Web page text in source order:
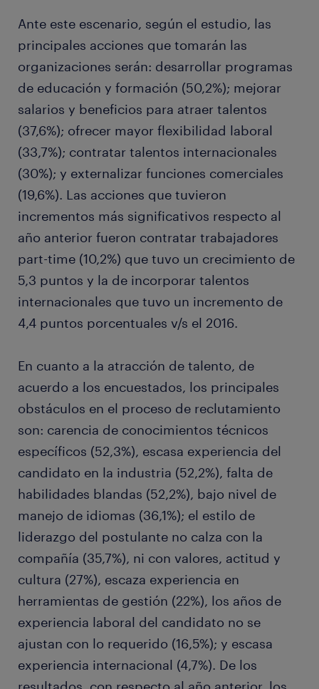
Ante este escenario, según el estudio, las
principales acciones que tomarán las
organizaciones serán: desarrollar programas
de educación y formación (50,2%); mejorar
salarios y beneficios para atraer talentos
(37,6%); ofrecer mayor flexibilidad laboral
(33,7%); contratar talentos internacionales
(30%); y externalizar funciones comerciales
(19,6%). Las acciones que tuvieron
incrementos más significativos respecto al
año anterior fueron contratar trabajadores
part-time (10,2%) que tuvo un crecimiento de
5,3 puntos y la de incorporar talentos
internacionales que tuvo un incremento de
4,4 puntos porcentuales v/s el 2016.
En cuanto a la atracción de talento, de
acuerdo a los encuestados, los principales
obstáculos en el proceso de reclutamiento
son: carencia de conocimientos técnicos
específicos (52,3%), escasa experiencia del
candidato en la industria (52,2%), falta de
habilidades blandas (52,2%), bajo nivel de
manejo de idiomas (36,1%); el estilo de
liderazgo del postulante no calza con la
compañía (35,7%), ni con valores, actitud y
cultura (27%), escaza experiencia en
herramientas de gestión (22%), los años de
experiencia laboral del candidato no se
ajustan con lo requerido (16,5%); y escasa
experiencia internacional (4,7%). De los